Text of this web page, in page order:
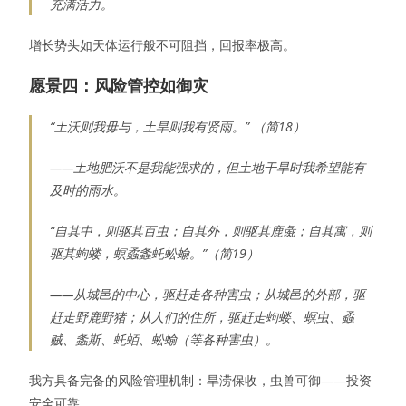
充满活力。
增长势头如天体运行般不可阻挡，回报率极高。
愿景四：风险管控如御灾
“土沃则我毋与，土旱则我有贤雨。” （简18）
——土地肥沃不是我能强求的，但土地干旱时我希望能有
及时的雨水。
“自其中，则驱其百虫；自其外，则驱其鹿彘；自其寓，则
驱其蚼蝼，螟蟊螽虴蚣蝓。”（简19）
——从城邑的中心，驱赶走各种害虫；从城邑的外部，驱
赶走野鹿野猪；从人们的住所，驱赶走蚼蝼、螟虫、蟊
贼、螽斯、虴蛨、蚣蝓（等各种害虫）。
我方具备完备的风险管理机制：旱涝保收，虫兽可御——投资